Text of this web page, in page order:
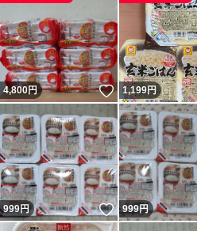
4,800円 いいね！
1,199円
999円 いいね！
999円